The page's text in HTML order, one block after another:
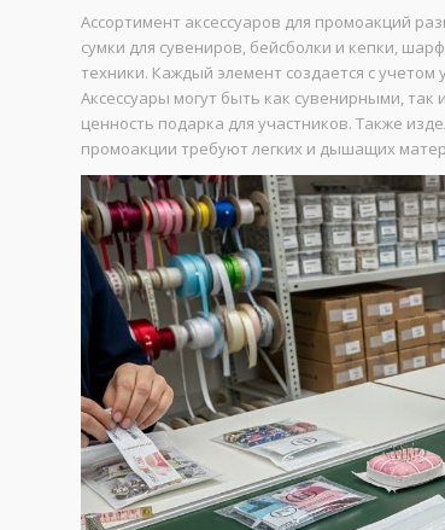
Ассортимент аксессуаров для промоакций
сумки для сувениров, бейсболки и кепки,
техники. Каждый элемент создается с
Аксессуары могут быть как сувенирными,
ценность подарка для участников. Также
промоакции требуют легких и дышащих